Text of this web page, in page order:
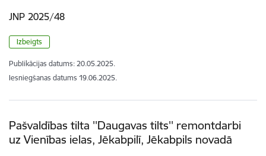
JNP 2025/48
Izbeigts
Publikācijas datums: 20.05.2025.
Iesniegšanas datums 19.06.2025.
Pašvaldības tilta ''Daugavas tilts'' remontdarbi
uz Vienības ielas, Jēkabpilī, Jēkabpils novadā